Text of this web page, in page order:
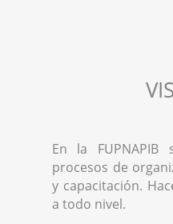
En la FUPNAPIB
procesos de
y capacitación.
a todo nivel.